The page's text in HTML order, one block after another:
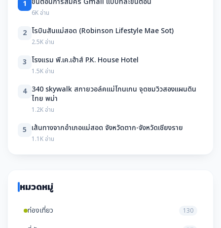
1
6K อ่าน
2 โรบินสันแม่สอด (Robinson Lifestyle Mae Sot)
2.5K อ่าน
3 โรงแรม พี.เค.เฮ้าส์ P.K. House Hotel
1.5K อ่าน
4 340 skywalk สกายวอล์คแม่โกนเกน จุดชมวิวสองแผนดิน
ไทย พม่า
1.2K อ่าน
5 เส้นทางจากอำเภอแม่สอด จังหวัดตาก-จังหวัดเชียงราย
1.1K อ่าน
หมวดหมู่
ท่องเที่ยว 130